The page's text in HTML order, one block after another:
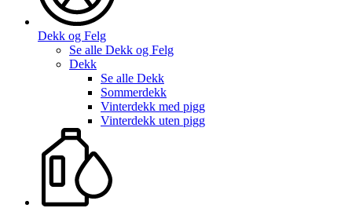
Dekk og Felg
Se alle Dekk og Felg
Dekk
Se alle Dekk
Sommerdekk
Vinterdekk med pigg
Vinterdekk uten pigg